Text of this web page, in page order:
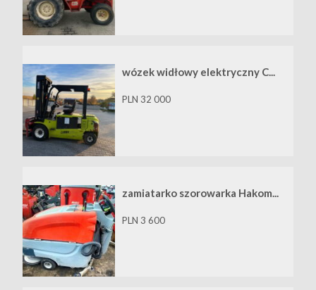
wózek widłowy elektryczny C...
PLN 32 000
zamiatarko szorowarka Hakom...
PLN 3 600